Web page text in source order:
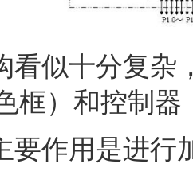
看似十分复杂
框）和控制器
要作用是进行